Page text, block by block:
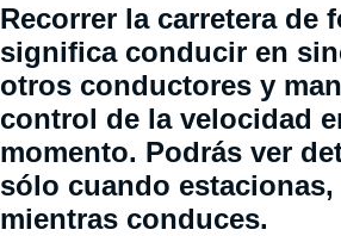
Recorrer la carretera de
significa conducir en
otros conductores y
control de la velocidad
momento. Podrás ver
sólo cuando
mientras conduces.